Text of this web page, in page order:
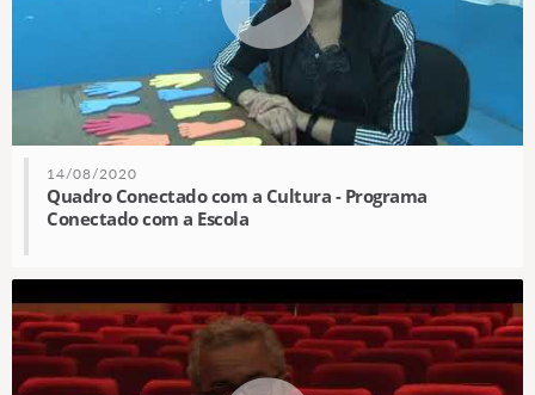
14/08/2020
Quadro Conectado com a Cultura - Programa
Conectado com a Escola